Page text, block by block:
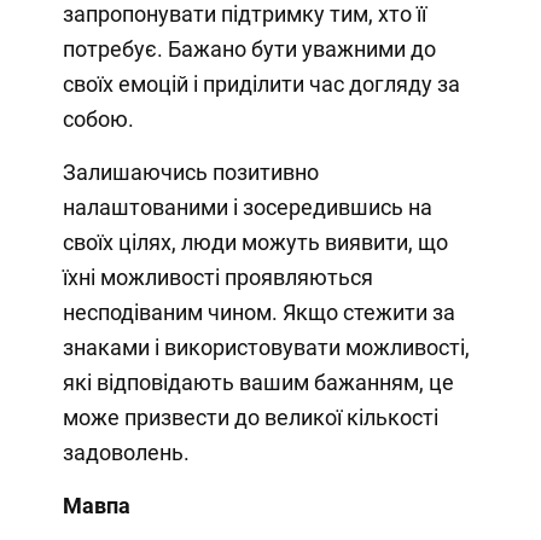
запропонувати підтримку тим, хто її
потребує. Бажано бути уважними до
своїх емоцій і приділити час догляду за
собою.
Залишаючись позитивно
налаштованими і зосередившись на
своїх цілях, люди можуть виявити, що
їхні можливості проявляються
несподіваним чином. Якщо стежити за
знаками і використовувати можливості,
які відповідають вашим бажанням, це
може призвести до великої кількості
задоволень.
Мавпа